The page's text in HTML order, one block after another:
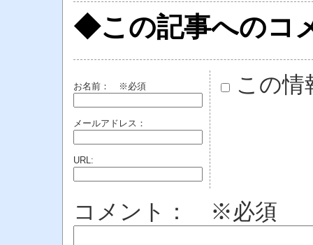
◆この記事へのコ
お名前： ※必須
メールアドレス：
URL:
この情
コメント： ※必須